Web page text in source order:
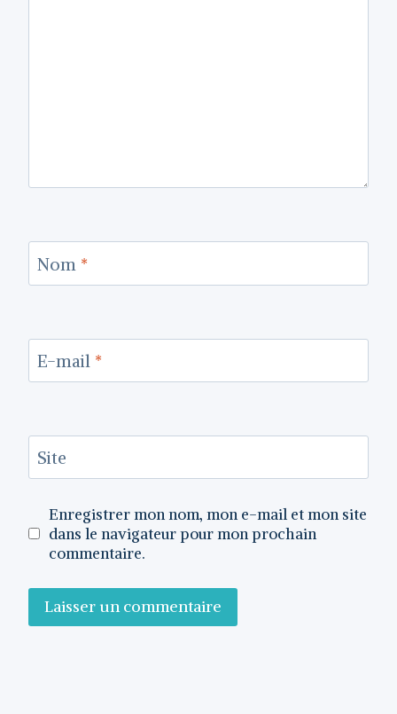
Nom *
E-mail *
Site
Enregistrer mon nom, mon e-mail et mon site
dans le navigateur pour mon prochain
commentaire.